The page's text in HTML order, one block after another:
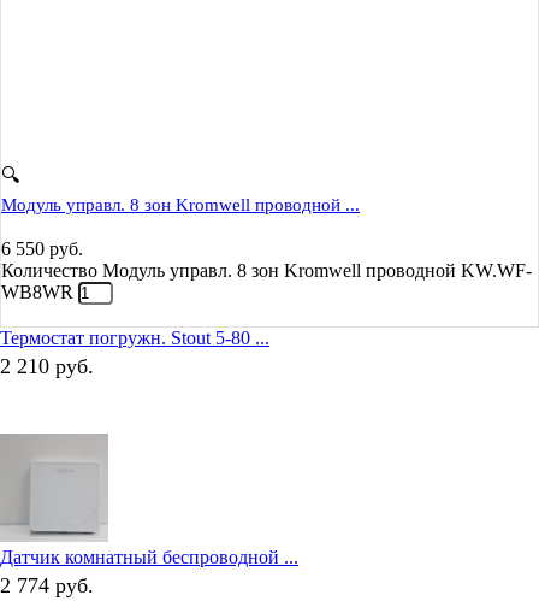
🔍
Модуль управл. 8 зон Kromwell проводной ...
6 550 руб.
Количество Модуль управл. 8 зон Kromwell проводной KW.WF-
WB8WR
Термостат погружн. Stout 5-80 ...
2 210 руб.
Датчик комнатный беспроводной ...
2 774 руб.